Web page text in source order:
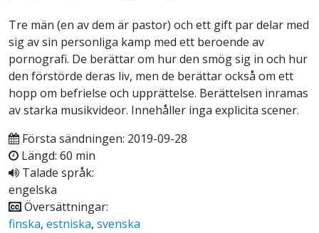
Tre män (en av dem är pastor) och ett gift par delar med
sig av sin personliga kamp med ett beroende av
pornografi. De berättar om hur den smög sig in och hur
den förstörde deras liv, men de berättar också om ett
hopp om befrielse och upprättelse. Berättelsen inramas
av starka musikvideor. Innehåller inga explicita scener.
Första sändningen: 2019-09-28
Längd: 60 min
Talade språk:
engelska
Översättningar:
finska, estniska, svenska